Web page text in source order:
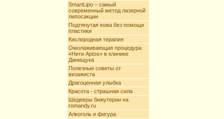
SmartLipo – самый
современный метод лазерной
липосакции
Подтянутая кожа без помощи
пластики
Кислородная терапия
Омолаживающая процедура
«Нити Aptos» в клинике
Данищука
Полезные советы от
визажиста
Драгоценная улыбка
Красота - страшная сила
Шедевры бижутерии на
romandy.ru
Алкоголь и фигура